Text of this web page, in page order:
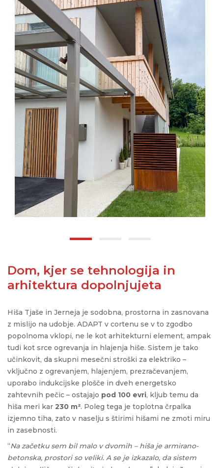
Dom, kjer se tehnologija in
arhitektura dopolnjujeta
Hiša Tjaše in Jerneja je sodobna, prostorna in zasnovana
z mislijo na udobje. ADAPT v cortenu se v to zgodbo
popolnoma vklopi, ne le kot arhitekturni element, ampak
tudi kot srce ogrevanja in hlajenja hiše. Sistem je tako
učinkovit, da skupni mesečni stroški za elektriko –
vključno z ogrevanjem, hlajenjem, prezračevanjem,
uporabo indukcijske plošče in dveh energetsko
zahtevnih pečic – ostajajo pod 100 evri, kljub temu da
hiša meri kar 230 m². Poleg tega je toplotna črpalka
izjemno tiha, zato v naselju s štirimi hišami ne zmoti miru
in zasebnosti.
“Na začetku sem bil malo v dvomih – hiša je armirano-
betonska, prostori so veliki. A se je izkazalo, da sistem